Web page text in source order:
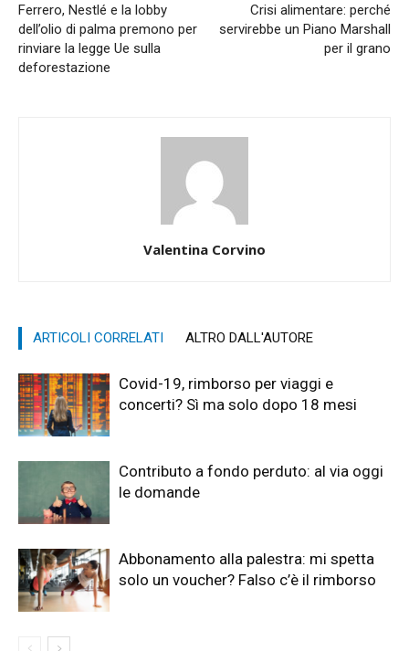
Ferrero, Nestlé e la lobby
dell’olio di palma premono per
rinviare la legge Ue sulla
deforestazione
Crisi alimentare: perché
servirebbe un Piano Marshall
per il grano
Valentina Corvino
ARTICOLI CORRELATI ALTRO DALL'AUTORE
Covid-19, rimborso per viaggi e
concerti? Sì ma solo dopo 18 mesi
Contributo a fondo perduto: al via oggi
le domande
Abbonamento alla palestra: mi spetta
solo un voucher? Falso c’è il rimborso